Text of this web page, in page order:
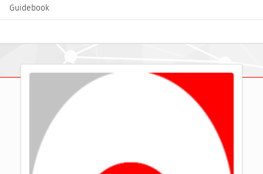
Guidebook